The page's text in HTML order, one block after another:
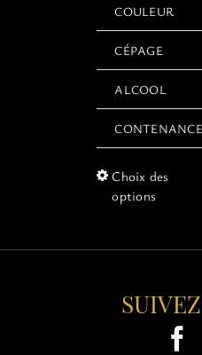
COULEUR
CÉPAGE
ALCOOL
CONTENANCE
Choix des
options